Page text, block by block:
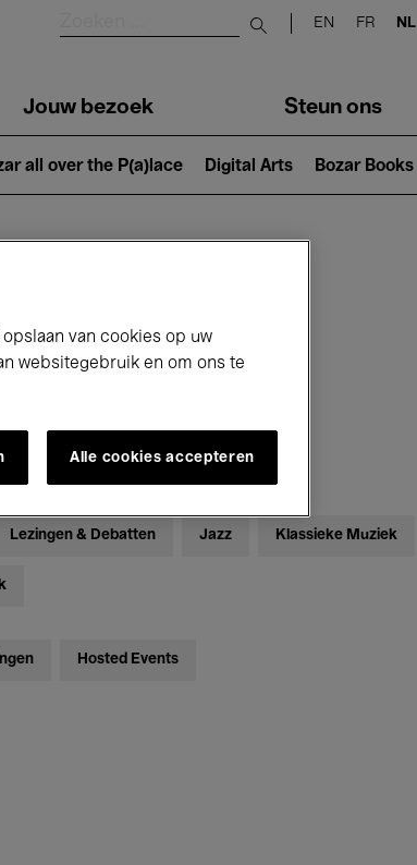
Submit search
EN FR NL
Jouw bezoek Steun ons
all over the P(a)lace Digital Arts Bozar Books
2026
Lezingen & Debatten Jazz Klassieke Muziek
Hosted Events
van cookies op uw
websitegebruik en om ons te
Alle cookies accepteren